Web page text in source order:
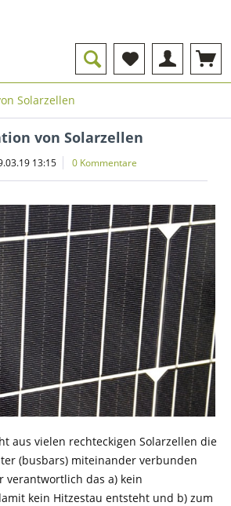
Solarzellen
von Solarzellen
13:15 0 Kommentare
aus vielen rechteckigen Solarzellen die
(busbars) miteinander verbunden
verantwortlich das a) kein
kein Hitzestau entsteht und b) zum